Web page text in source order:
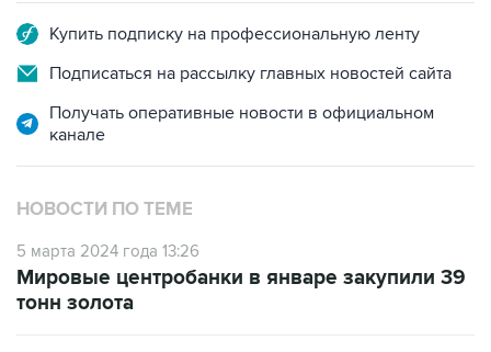
Купить подписку на профессиональную ленту
Подписаться на рассылку главных новостей сайта
Получать оперативные новости в официальном
канале
НОВОСТИ ПО ТЕМЕ
5 марта 2024 года 13:26
Мировые центробанки в январе закупили 39
тонн золота